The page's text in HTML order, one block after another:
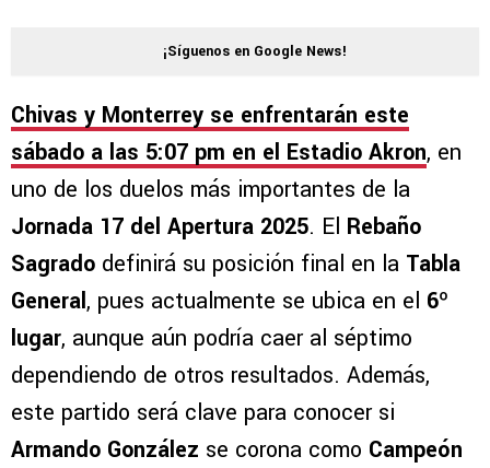
¡Síguenos en Google News!
Chivas y Monterrey se enfrentarán este
sábado a las 5:07 pm en el Estadio Akron, en
uno de los duelos más importantes de la
Jornada 17 del Apertura 2025. El Rebaño
Sagrado definirá su posición final en la Tabla
General, pues actualmente se ubica en el 6º
lugar, aunque aún podría caer al séptimo
dependiendo de otros resultados. Además,
este partido será clave para conocer si
Armando González se corona como Campeón